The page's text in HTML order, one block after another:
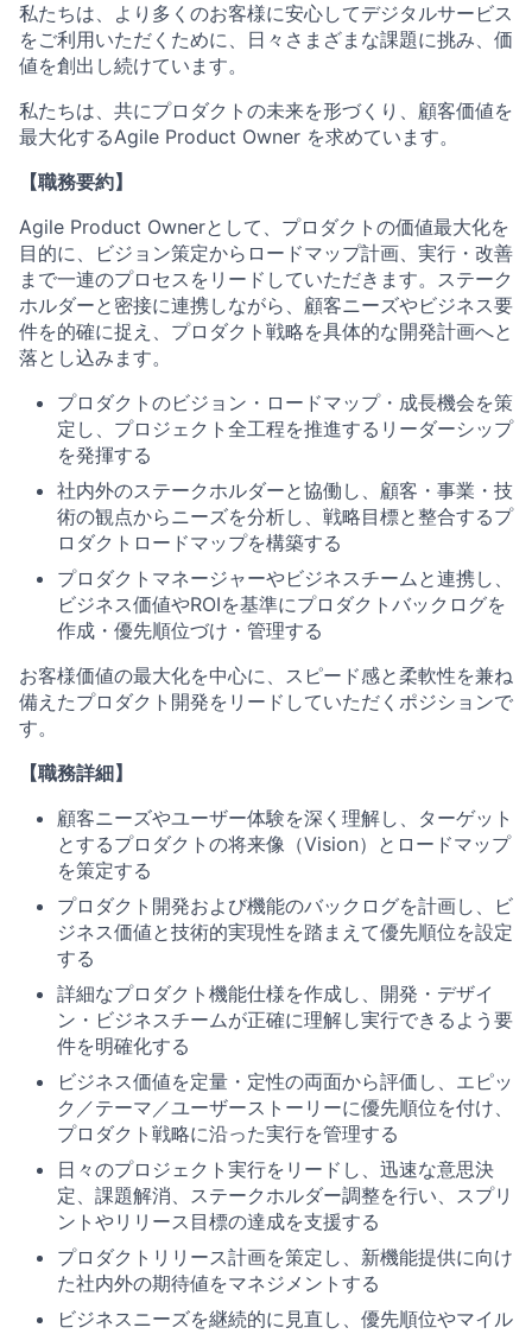
私たちは、より多くのお客様に安心してデジタルサービス
をご利用いただくために、日々さまざまな課題に挑み、価
値を創出し続けています。
私たちは、共にプロダクトの未来を形づくり、顧客価値を
最大化するAgile Product Owner を求めています。
【職務要約】
Agile Product Ownerとして、プロダクトの価値最大化を
目的に、ビジョン策定からロードマップ計画、実行・改善
まで一連のプロセスをリードしていただきます。ステーク
ホルダーと密接に連携しながら、顧客ニーズやビジネス要
件を的確に捉え、プロダクト戦略を具体的な開発計画へと
落とし込みます。
プロダクトのビジョン・ロードマップ・成長機会を策
定し、プロジェクト全工程を推進するリーダーシップ
を発揮する
社内外のステークホルダーと協働し、顧客・事業・技
術の観点からニーズを分析し、戦略目標と整合するプ
ロダクトロードマップを構築する
プロダクトマネージャーやビジネスチームと連携し、
ビジネス価値やROIを基準にプロダクトバックログを
作成・優先順位づけ・管理する
お客様価値の最大化を中心に、スピード感と柔軟性を兼ね
備えたプロダクト開発をリードしていただくポジションで
す。
【職務詳細】
顧客ニーズやユーザー体験を深く理解し、ターゲット
とするプロダクトの将来像（Vision）とロードマップ
を策定する
プロダクト開発および機能のバックログを計画し、ビ
ジネス価値と技術的実現性を踏まえて優先順位を設定
する
詳細なプロダクト機能仕様を作成し、開発・デザイ
ン・ビジネスチームが正確に理解し実行できるよう要
件を明確化する
ビジネス価値を定量・定性の両面から評価し、エピッ
ク／テーマ／ユーザーストーリーに優先順位を付け、
プロダクト戦略に沿った実行を管理する
日々のプロジェクト実行をリードし、迅速な意思決
定、課題解消、ステークホルダー調整を行い、スプリ
ントやリリース目標の達成を支援する
プロダクトリリース計画を策定し、新機能提供に向け
た社内外の期待値をマネジメントする
ビジネスニーズを継続的に見直し、優先順位やマイル